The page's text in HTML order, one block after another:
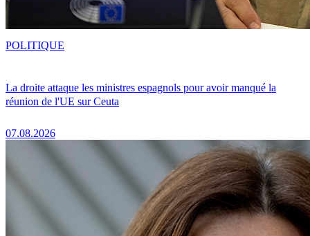
La droite attaque les ministres espagnols pour avoir manqué la
réunion de l'UE sur Ceuta
07.08.2026
POLITIQUE